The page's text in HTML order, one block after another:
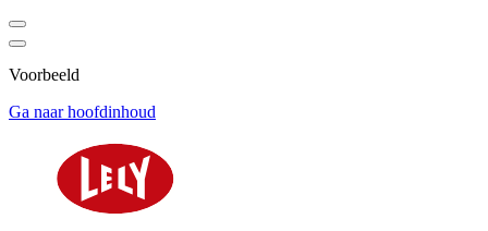
Voorbeeld
Ga naar hoofdinhoud